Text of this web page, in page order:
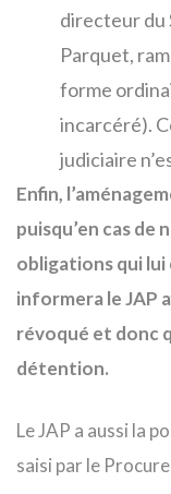
directeur du
Parquet,
forme
incarcéré).
judiciaire
Enfin,
puisqu’en cas de
obligations qui lui
informera le JAP
révoqué et donc
détention.
Le JAP a aussi la
saisi par le